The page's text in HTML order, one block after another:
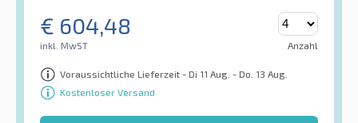
€ 604,48
inkl. MwST Anzahl
Voraussichtliche Lieferzeit - Di 11 Aug. - Do. 13 Aug.
Kostenloser Versand